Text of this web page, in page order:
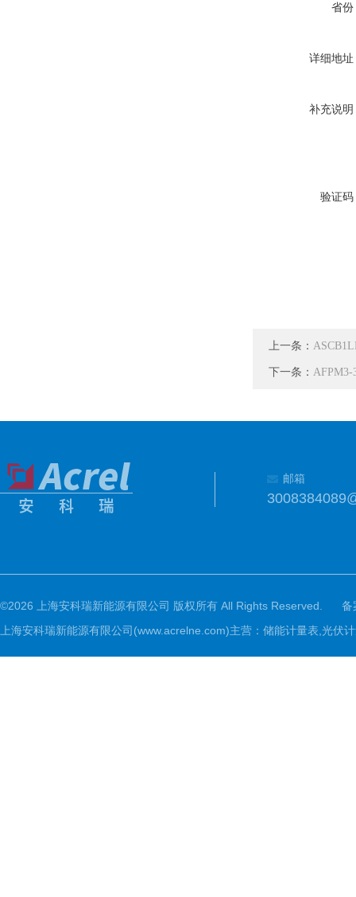
省份
详细地址
补充说明
验证码
上一条：
下一条：
邮箱
©2026 上海安科瑞新能源有限公司 版权所有 All Rights Reserved.
备
上海安科瑞新能源有限公司(www.acrelne.com)主营：储能计量表,光伏